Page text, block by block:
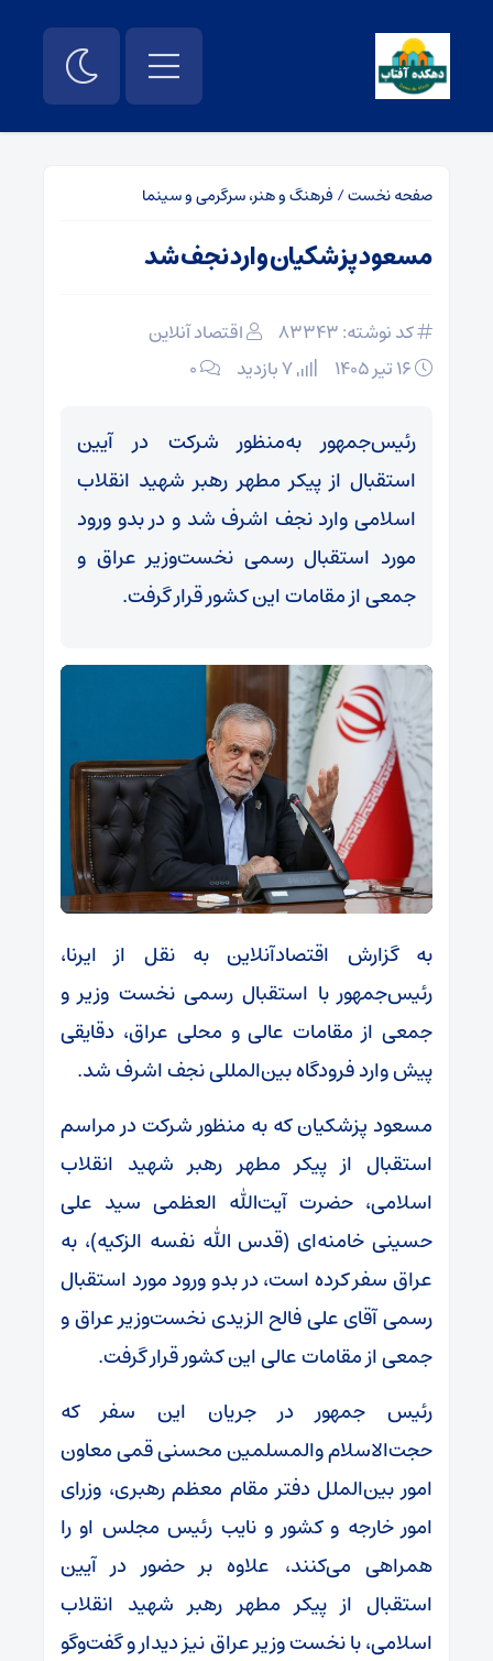
صفحه نخست/ فرهنگ و هنر، سرگرمی و سینما
مسعود پزشکیان وارد نجف شد
کد نوشته: 83343
اقتصاد آنلاین
۰
رئیس‌جمهور به‌منظور شرکت در آیین
استقبال از پیکر مطهر رهبر شهید انقلاب
اسلامی وارد نجف اشرف شد و در بدو ورود
مورد استقبال رسمی نخست‌وزیر عراق و
جمعی از مقامات این کشور قرار گرفت.
به گزارش اقتصادآنلاین به نقل از ایرنا،
رئیس‌جمهور با استقبال رسمی نخست وزیر و
جمعی از مقامات عالی و محلی عراق، دقایقی
پیش وارد فرودگاه بین‌المللی نجف اشرف شد.
مسعود پزشکیان که به منظور شرکت در مراسم
استقبال از پیکر مطهر رهبر شهید انقلاب
اسلامی، حضرت آیت‌الله العظمی سید علی
حسینی خامنه‌ای (قدس الله نفسه الزکیه)، به
عراق سفر کرده است، در بدو ورود مورد استقبال
رسمی آقای علی فالح الزیدی نخست‌وزیر عراق و
جمعی از مقامات عالی این کشور قرار گرفت.
رئیس جمهور در جریان این سفر که
حجت‌الاسلام والمسلمین محسنی قمی معاون
امور بین‌الملل دفتر مقام معظم رهبری، وزرای
امور خارجه و کشور و نایب رئیس مجلس او را
همراهی می‌کنند، علاوه بر حضور در آیین
استقبال از پیکر مطهر رهبر شهید انقلاب
اسلامی، با نخست وزیر عراق نیز دیدار و گفت‌و‌گو